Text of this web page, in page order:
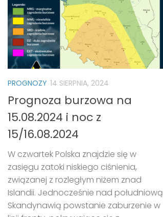
PROGNOZY 14 SIERPNIA, 2024
Prognoza burzowa na
15.08.2024 i noc z
15/16.08.2024
W czwartek Polska znajdzie się w
zasięgu zatoki niskiego ciśnienia,
związanej z rozległym niżem znad
Islandii. Jednocześnie nad południową
Skandynawią powstanie zaburzenie w